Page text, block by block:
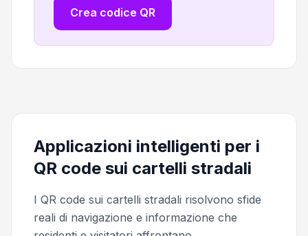
Crea codice QR
Applicazioni intelligenti per i
QR code sui cartelli stradali
I QR code sui cartelli stradali risolvono sfide
reali di navigazione e informazione che